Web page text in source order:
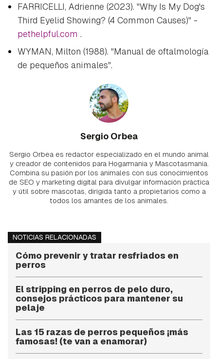
FARRICELLI, Adrienne (2023). "Why Is My Dog's
Third Eyelid Showing? (4 Common Causes)" -
pethelpful.com .
WYMAN, Milton (1988). "Manual de oftalmología
de pequeños animales".
Sergio Orbea
Sergio Orbea es redactor especializado en el mundo animal
y creador de contenidos para Hogarmania y Mascotasmania.
Combina su pasión por los animales con sus conocimientos
de SEO y marketing digital para divulgar información práctica
y útil sobre mascotas, dirigida tanto a propietarios como a
todos los amantes de los animales.
NOTICIAS RELACIONADAS
Cómo prevenir y tratar resfriados en
perros
El stripping en perros de pelo duro,
consejos prácticos para mantener su
pelaje
Las 15 razas de perros pequeños ¡más
famosas! (te van a enamorar)